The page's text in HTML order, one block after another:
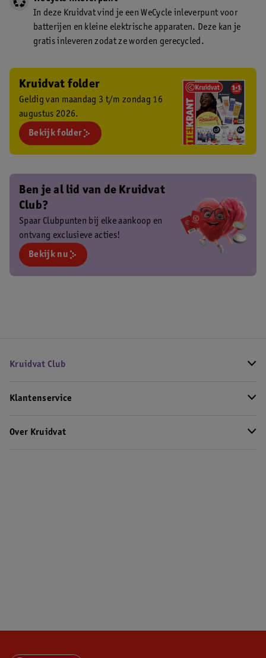
In deze Kruidvat vind je een WeCycle inleverpunt voor
batterijen en kleine elektrische apparaten. Deze kan je
gratis inleveren zodat ze worden gerecycled.
Kruidvat folder
Geldig van maandag 3 t/m zondag 16
augustus 2026.
Bekijk folder
Ben je al lid van de Kruidvat
Club?
Spaar Clubpunten bij elke aankoop en
ontvang exclusieve acties!
Bekijk nu
Kruidvat Club
Klantenservice
Over Kruidvat